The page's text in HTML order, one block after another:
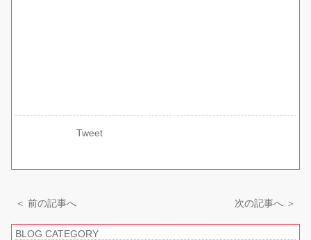
Tweet
＜ 前の記事へ 次の記事へ ＞
BLOG CATEGORY